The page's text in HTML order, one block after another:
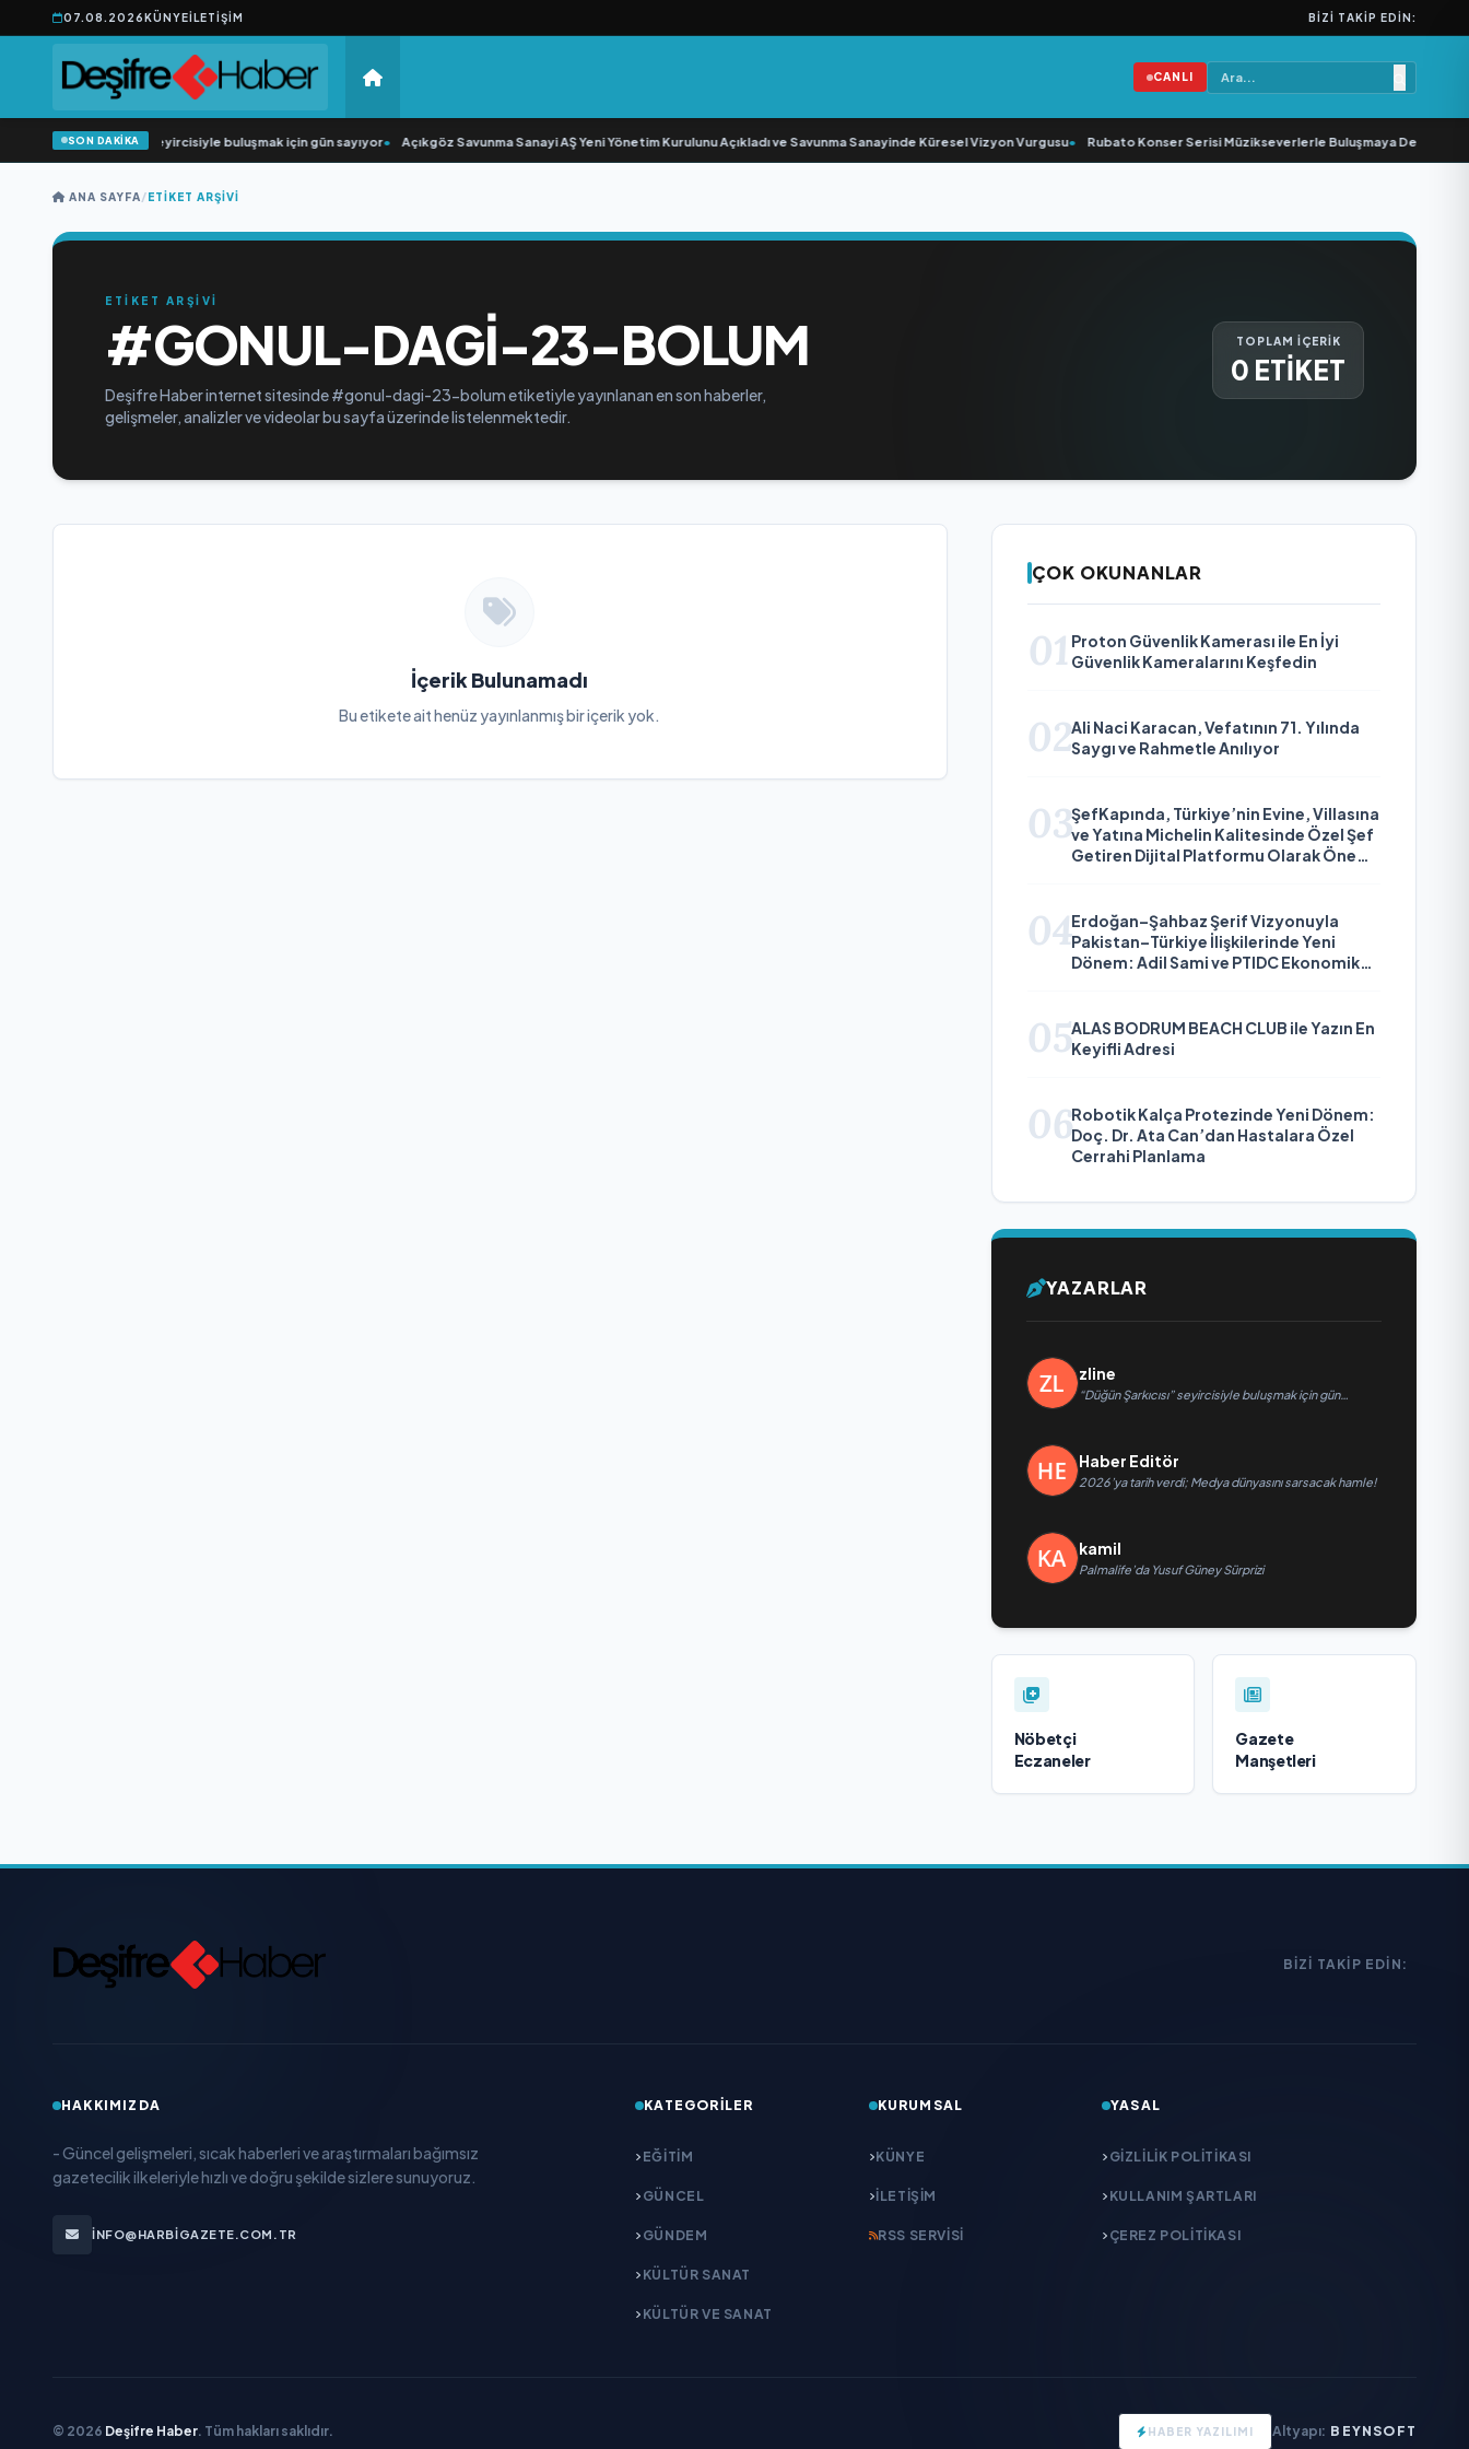
07.08.2026KÜNYEİLETIŞIM BIZI TAKIP EDIN:
CANLI
SON DAKİKA
“Düğün Şarkıcısı” seyircisiyle buluşmak için gün sayıyor• Açıkgöz Savunma Sanayi AŞ Yeni Yönetim Kurulunu Açıkladı ve Savunma Sanayinde Küresel Vizyon Vurgusu• Rubato Konser Serisi Müzikseverlerle Buluşmaya Devam
ANA SAYFA/ETIKET ARŞIVI
ETİKET ARŞİVİ
#GONUL-DAGI-23-BOLUM
Deşifre Haber internet sitesinde #gonul-dagi-23-bolum etiketiyle yayınlanan en son haberler,
gelişmeler, analizler ve videolar bu sayfa üzerinde listelenmektedir.
TOPLAM İÇERİK
0 ETİKET
İçerik Bulunamadı
Bu etikete ait henüz yayınlanmış bir içerik yok.
ÇOK OKUNANLAR
01 Proton Güvenlik Kamerası ile En İyi
Güvenlik Kameralarını Keşfedin
02Ali Naci Karacan, Vefatının 71. Yılında
Saygı ve Rahmetle Anılıyor
03ŞefKapında, Türkiye’nin Evine, Villasına
ve Yatına Michelin Kalitesinde Özel Şef
Getiren Dijital Platformu Olarak Öne
04Erdoğan–Şahbaz Şerif Vizyonuyla
Pakistan–Türkiye İlişkilerinde Yeni
Dönem: Adil Sami ve PTIDC Ekonomik
05ALAS BODRUM BEACH CLUB ile Yazın En
Keyifli Adresi
06Robotik Kalça Protezinde Yeni Dönem:
Doç. Dr. Ata Can’dan Hastalara Özel
Cerrahi Planlama
YAZARLAR
zline
“Düğün Şarkıcısı” seyircisiyle buluşmak için gün
Haber Editör
2026’ya tarih verdi; Medya dünyasını sarsacak hamle!
kamil
Palmalife’da Yusuf Güney Sürprizi
Nöbetçi
Eczaneler
Gazete
Manşetleri
BIZI TAKIP EDIN:
HAKKIMIZDA
- Güncel gelişmeleri, sıcak haberleri ve araştırmaları bağımsız
gazetecilik ilkeleriyle hızlı ve doğru şekilde sizlere sunuyoruz.
INFO@HARBIGAZETE.COM.TR
KATEGORILER
EĞITIM
GÜNCEL
GÜNDEM
KÜLTÜR SANAT
KÜLTÜR VE SANAT
KURUMSAL
KÜNYE
İLETIŞIM
RSS SERVISI
YASAL
GIZLILIK POLITIKASI
KULLANIM ŞARTLARI
ÇEREZ POLITIKASI
© 2026 Deşifre Haber. Tüm hakları saklıdır. HABER YAZILIMI Altyapı: BEYNSOFT